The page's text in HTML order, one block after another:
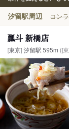
汐留駅周辺 コン
瓢斗 新橋店
[東京] 汐留駅 595m ([